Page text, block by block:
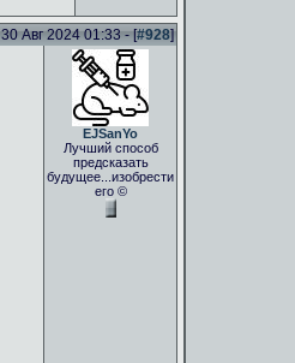
30 Авг 2024 01:33 - [#928]
EJSanYo
Лучший способ
предсказать
будущее...изобрести
его ©